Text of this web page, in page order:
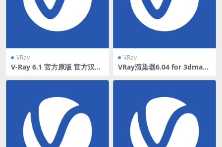
VRay
V-Ray 6.1 官方原版 官方汉化
VRay
VRay渲染器6.04 for 3dmax